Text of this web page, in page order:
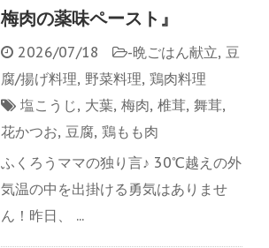
梅肉の薬味ペースト』
2026/07/18 -晩ごはん献立, 豆
腐/揚げ料理, 野菜料理, 鶏肉料理
塩こうじ, 大葉, 梅肉, 椎茸, 舞茸,
花かつお, 豆腐, 鶏もも肉
ふくろうママの独り言♪ 30℃越えの外
気温の中を出掛ける勇気はありませ
ん！昨日、 ...